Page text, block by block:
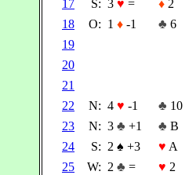
17
S: 3 ♥ = ♦ 2
18
O: 1 ♦ -1 ♣ 6
19
20
21
22
N: 4 ♥ -1 ♣ 10
23
N: 3 ♣ +1 ♣ B
24
S: 2 ♠ +3 ♥ A
25
W: 2 ♣ = ♥ 2